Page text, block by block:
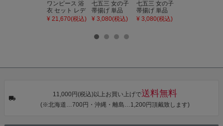
ワンピース 浴
衣 セット レデ
ィース 吸水速
タン・夜の葉
カシュクール
ワンピース 簡
単着付け 大人
¥ 21,670(税込)
七五三 女の子
帯揚げ 単品
「灰桃色」日
びあげ 和装 着
【メール便不
¥ 3,080(税込)
七五三 女の子
帯揚げ 単品
「若葉色」日
【メール便不
¥ 3,080(税込)
【メール便不
11,000円(税込)以上お買い上げで送料無料
(※北海道…700円・沖縄・離島…1,200円頂戴致します)